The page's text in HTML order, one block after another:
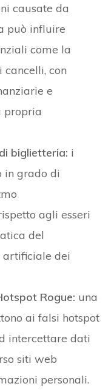
causate da
può influire
come la
con
e
propria
biglietteria: i
in grado di
agli esseri
del
artificiale dei
Rogue: una
ai falsi hotspot
intercettare dati
siti web
personali.